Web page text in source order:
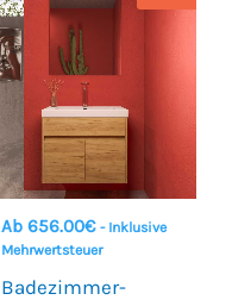
Ab 656.00€ - Inklusive
Mehrwertsteuer
Badezimmer-